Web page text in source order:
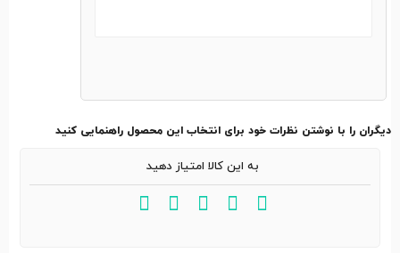
دیگران را با نوشتن نظرات خود برای انتخاب این محصول راهنمایی کنید
به این کالا امتیاز دهید